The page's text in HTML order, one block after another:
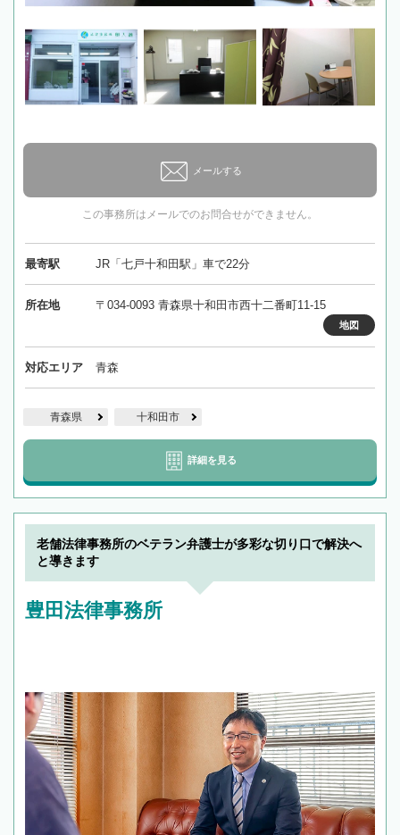
メールする
この事務所はメールでのお問合せができません。
最寄駅 JR「七戸十和田駅」車で22分
所在地 〒034-0093 青森県十和田市西十二番町11-15
地図
対応エリア 青森
青森県 十和田市
詳細を見る
老舗法律事務所のベテラン弁護士が多彩な切り口で解決へ
と導きます
豊田法律事務所